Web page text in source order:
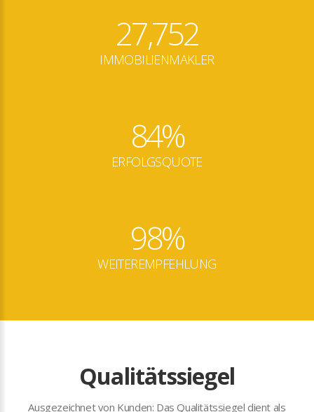
27,752
IMMOBILIENMAKLER
84%
ERFOLGSQUOTE
98%
WEITEREMPFEHLUNG
Qualitätssiegel
Ausgezeichnet von Kunden: Das Qualitätssiegel dient als